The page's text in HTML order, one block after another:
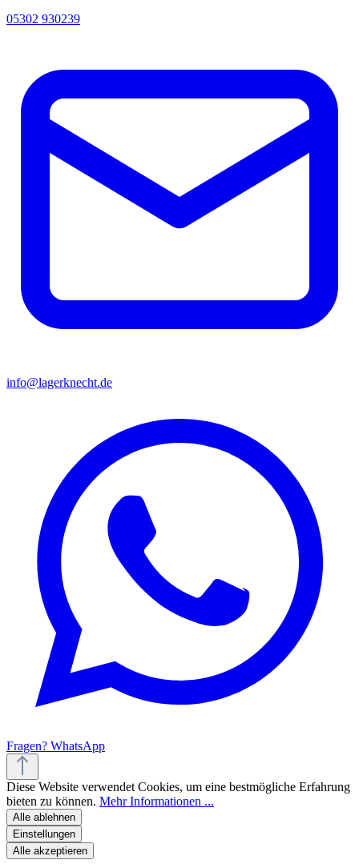
05302 930239
info@lagerknecht.de
Fragen? WhatsApp
Diese Website verwendet Cookies, um eine bestmögliche Erfahrung
bieten zu können. Mehr Informationen ...
Alle ablehnen
Einstellungen
Alle akzeptieren